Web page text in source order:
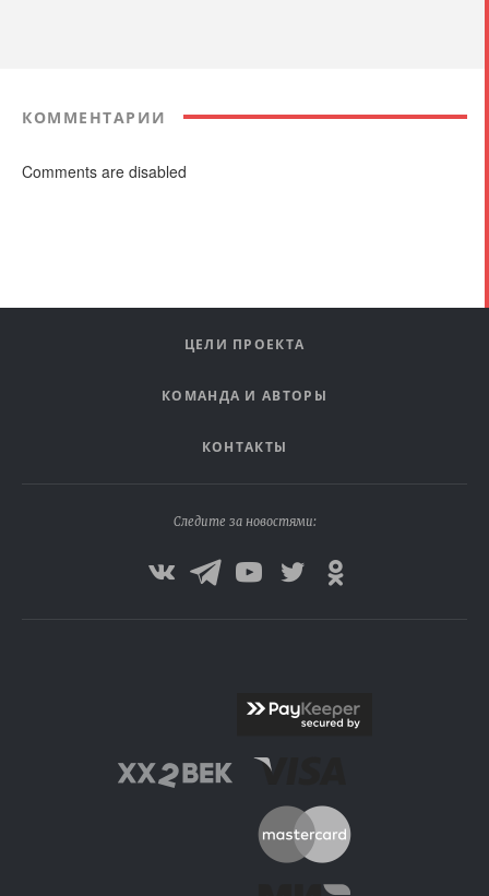
КОММЕНТАРИИ
Comments are disabled
ЦЕЛИ ПРОЕКТА
КОМАНДА И АВТОРЫ
КОНТАКТЫ
Следите за новостями: